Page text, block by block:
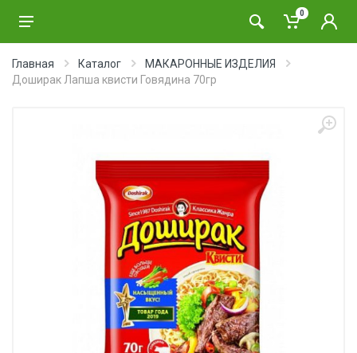
0
Главная Каталог
МАКАРОННЫЕ ИЗДЕЛИЯ
Доширак Лапша квисти Говядина 70гр